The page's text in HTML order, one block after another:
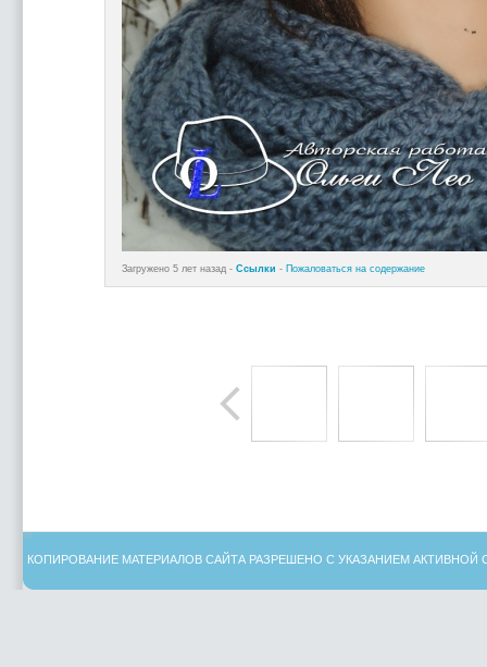
Загружено 5 лет назад - Ссылки - Пожаловаться на содержание
КОПИРОВАНИЕ МАТЕРИАЛОВ САЙТА РАЗРЕШЕНО С УКАЗАНИЕМ АКТИВНОЙ